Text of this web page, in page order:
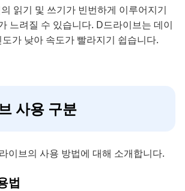
읽기 및 쓰기가 빈번하게 이루어지기
느려질 수 있습니다. D드라이브는 데이
가 낮아 속도가 빨라지기 쉽습니다.
사용 구분
이브의 사용 방법에 대해 소개합니다.
법